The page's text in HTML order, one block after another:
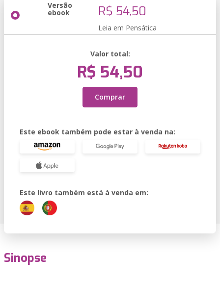
Versão
ebook R$ 54,50
Leia em Pensática
Valor total:
R$ 54,50
Comprar
Este ebook também pode estar à venda na:
Este livro também está à venda em:
Sinopse